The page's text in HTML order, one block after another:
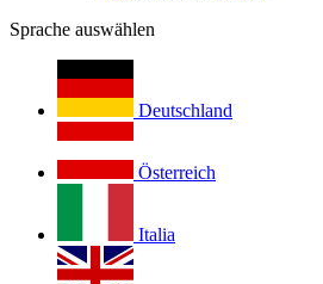
Sprache auswählen
Deutschland
Österreich
Italia